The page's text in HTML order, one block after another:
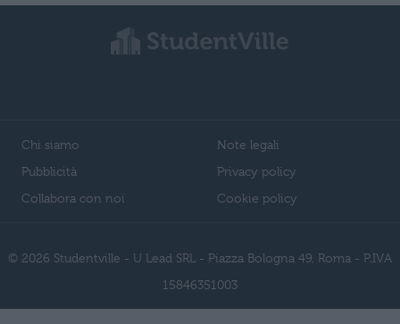
Chi siamo
Pubblicità
Collabora con noi
Note legali
Privacy policy
Cookie policy
© 2026 Studentville - U Lead SRL - Piazza Bologna 49, Roma - P.IVA
15846351003